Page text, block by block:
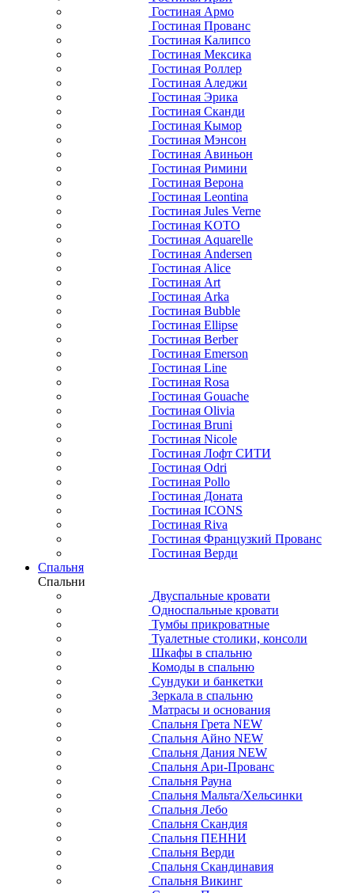
Гостиная Армо
Гостиная Прованс
Гостиная Калипсо
Гостиная Мексика
Гостиная Роллер
Гостиная Аледжи
Гостиная Эрика
Гостиная Сканди
Гостиная Кымор
Гостиная Мэнсон
Гостиная Авиньон
Гостиная Римини
Гостиная Верона
Гостиная Leontina
Гостиная Jules Verne
Гостиная KOTO
Гостиная Aquarelle
Гостиная Andersen
Гостиная Alice
Гостиная Art
Гостиная Arka
Гостиная Bubble
Гостиная Ellipse
Гостиная Berber
Гостиная Emerson
Гостиная Line
Гостиная Rosa
Гостиная Gouache
Гостиная Olivia
Гостиная Bruni
Гостиная Nicole
Гостиная Лофт СИТИ
Гостиная Odri
Гостиная Pollo
Гостиная Доната
Гостиная ICONS
Гостиная Riva
Гостиная Французкий Прованс
Гостиная Верди
Спальня
Спальни
Двуспальные кровати
Односпальные кровати
Тумбы прикроватные
Туалетные столики, консоли
Шкафы в спальню
Комоды в спальню
Сундуки и банкетки
Зеркала в спальню
Матрасы и основания
Спальня Грета NEW
Спальня Айно NEW
Спальня Дания NEW
Спальня Ари-Прованс
Спальня Рауна
Спальня Мальта/Хельсинки
Спальня Лебо
Спальня Скандия
Спальня ПЕННИ
Спальня Верди
Спальня Скандинавия
Спальня Викинг